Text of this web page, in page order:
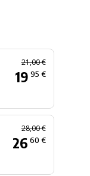
21,00 €
19 95 €
28,00 €
26 60 €